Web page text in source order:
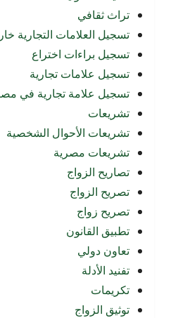
تراث ثقافي
تسجيل العلامات التجارية
تسجيل براءات اختراع
تسجيل علامات تجارية
تسجيل علامة تجارية في
تشريعات
تشريعات الأحوال الشخصية
تشريعات مصرية
تصاريح الزواج
تصريح الزواج
تصريح زواج
تطبيق القانون
تعاون دولي
تفنيد الأدلة
تكريمات
توثيق الزواج